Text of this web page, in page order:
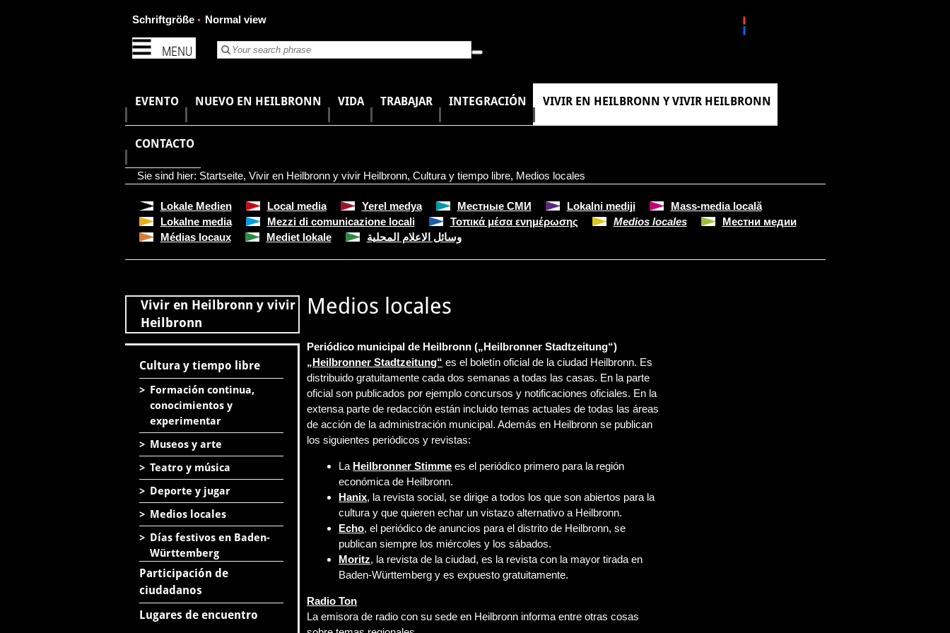
MENU
Schriftgröße Normal view
EVENTO NUEVO EN HEILBRONN VIDA TRABAJAR INTEGRACIÓN VIVIR EN HEILBRONN Y VIVIR HEILBRONN
CONTACTO
Sie sind hier: Startseite, Vivir en Heilbronn y vivir Heilbronn, Cultura y tiempo libre, Medios locales
Lokale Medien Local media Yerel medya Местные СМИ Lokalni mediji
Mass-media locală
Lokalne media
Mezzi di comunicazione locali Τοπικά μέσα ενημέρωσης Medios locales
Местни медии
Médias locaux
Mediet lokale وسائل الاعلام المحلية
Vivir en Heilbronn y vivir
Heilbronn
Cultura y tiempo libre
> Formación continua,
conocimientos y
experimentar
> Museos y arte
> Teatro y música
> Deporte y jugar
> Medios locales
> Días festivos en Baden-
Württemberg
Participación de
ciudadanos
Lugares de encuentro
Medios locales
Periódico municipal de Heilbronn („Heilbronner Stadtzeitung“)
„Heilbronner Stadtzeitung“ es el boletín oficial de la ciudad Heilbronn. Es
distribuido gratuitamente cada dos semanas a todas las casas. En la parte
oficial son publicados por ejemplo concursos y notificaciones oficiales. En la
extensa parte de redacción están incluido temas actuales de todas las áreas
de acción de la administración municipal. Además en Heilbronn se publican
los siguientes periódicos y revistas:
La Heilbronner Stimme es el periódico primero para la región
económica de Heilbronn.
Hanix, la revista social, se dirige a todos los que son abiertos para la
cultura y que quieren echar un vistazo alternativo a Heilbronn.
Echo, el periódico de anuncios para el distrito de Heilbronn, se
publican siempre los miércoles y los sábados.
Moritz, la revista de la ciudad, es la revista con la mayor tirada en
Baden-Württemberg y es expuesto gratuitamente.
Radio Ton
La emisora de radio con su sede en Heilbronn informa entre otras cosas